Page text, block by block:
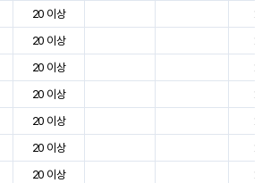
20 이상
20 이상
20 이상
20 이상
20 이상
20 이상
20 이상